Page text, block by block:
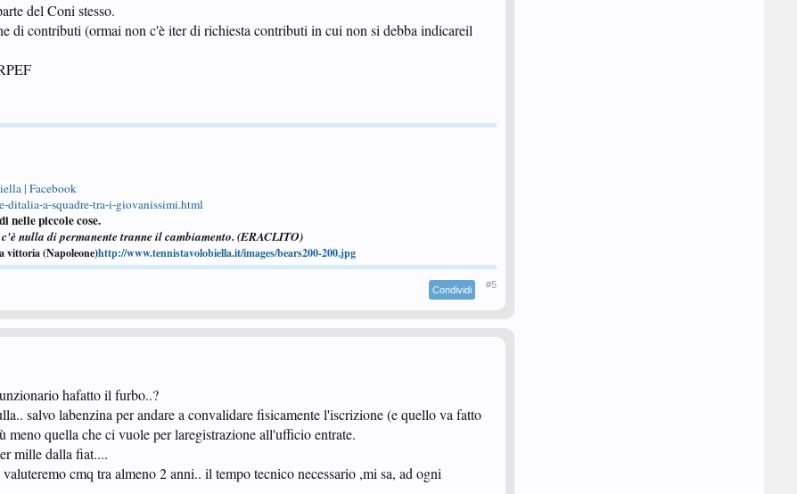
del Coni stesso.
di contributi (ormai non c'è iter di richiesta contributi in cui non si debba indicareil
| Facebook
a-squadre-tra-i-giovanissimi.html
nelle piccole cose.
nulla di permanente tranne il cambiamento. (ERACLITO)
vittoria (Napoleone)http://www.tennistavolobiella.it/images/bears200-200.jpg
Condividi #5
hafatto il furbo..?
salvo labenzina per andare a convalidare fisicamente l'iscrizione (e quello va fatto
meno quella che ci vuole per laregistrazione all'ufficio entrate.
mille dalla fiat....
cmq tra almeno 2 anni.. il tempo tecnico necessario ,mi sa, ad ogni